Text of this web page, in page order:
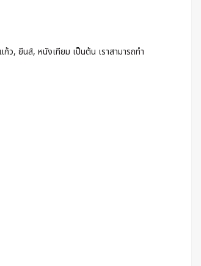
ว, ยีนส์, หนังเทียม เป็นต้น เราสามารถทำ